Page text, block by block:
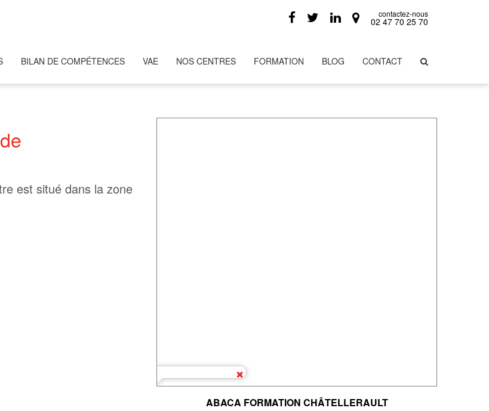
BILAN DE COMPÉTENCES VAE NOS CENTRES FORMATION BLOG CONTACT
contactez-nous
02 47 70 25 70
est situé dans la zone
ABACA FORMATION CHÂTELLERAULT